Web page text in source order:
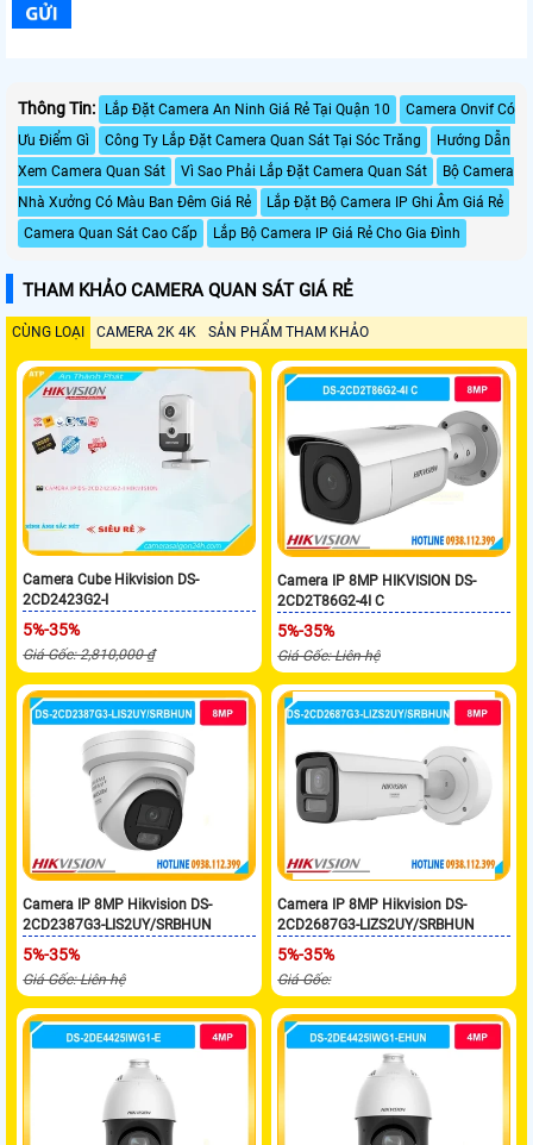
Thông Tin: Lắp Đặt Camera An Ninh Giá Rẻ Tại Quận 10
Camera Onvif Có
Ưu Điểm Gì
Công Ty Lắp Đặt Camera Quan Sát Tại Sóc Trăng
Hướng Dẫn
Xem Camera Quan Sát
Vì Sao Phải Lắp Đặt Camera Quan Sát
Bộ Camera
Nhà Xưởng Có Màu Ban Đêm Giá Rẻ
Lắp Đặt Bộ Camera IP Ghi Âm Giá Rẻ
Camera Quan Sát Cao Cấp
Lắp Bộ Camera IP Giá Rẻ Cho Gia Đình
THAM KHẢO CAMERA QUAN SÁT GIÁ RẺ
CÙNG LOẠI CAMERA 2K 4K SẢN PHẨM THAM KHẢO
Camera Cube Hikvision DS-
2CD2423G2-I
5%-35%
Giá Gốc: 2,810,000 ₫
Camera IP 8MP HIKVISION DS-
2CD2T86G2-4I C
5%-35%
Giá Gốc: Liên hệ
Camera IP 8MP Hikvision DS-
2CD2387G3-LIS2UY/SRBHUN
5%-35%
Giá Gốc: Liên hệ
Camera IP 8MP Hikvision DS-
2CD2687G3-LIZS2UY/SRBHUN
5%-35%
Giá Gốc: